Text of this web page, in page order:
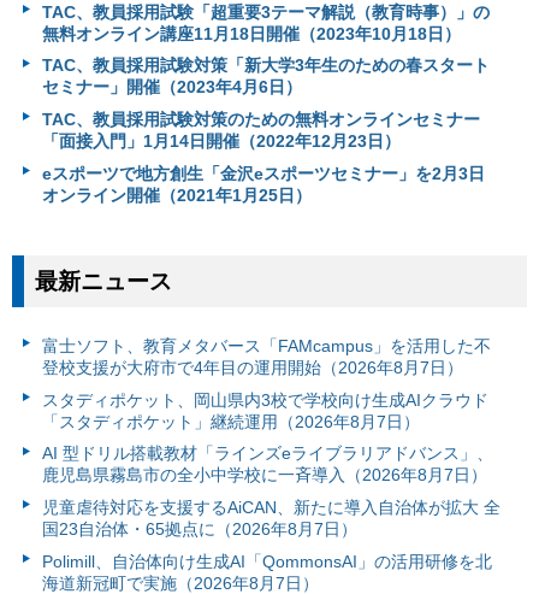
TAC、教員採用試験「超重要3テーマ解説（教育時事）」の
無料オンライン講座11月18日開催（2023年10月18日）
TAC、教員採用試験対策「新大学3年生のための春スタート
セミナー」開催（2023年4月6日）
TAC、教員採用試験対策のための無料オンラインセミナー
「面接入門」1月14日開催（2022年12月23日）
eスポーツで地方創生「金沢eスポーツセミナー」を2月3日
オンライン開催（2021年1月25日）
最新ニュース
富⼠ソフト、教育メタバース「FAMcampus」を活用した不
登校支援が大府市で4年目の運用開始（2026年8月7日）
スタディポケット、岡山県内3校で学校向け生成AIクラウド
「スタディポケット」継続運用（2026年8月7日）
AI 型ドリル搭載教材「ラインズeライブラリアドバンス」、
鹿児島県霧島市の全小中学校に一斉導入（2026年8月7日）
児童虐待対応を支援するAiCAN、新たに導入自治体が拡大 全
国23自治体・65拠点に（2026年8月7日）
Polimill、自治体向け生成AI「QommonsAI」の活用研修を北
海道新冠町で実施（2026年8月7日）